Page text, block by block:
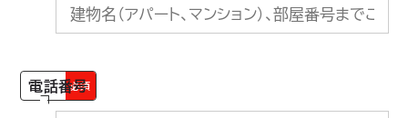
電話番号
必須